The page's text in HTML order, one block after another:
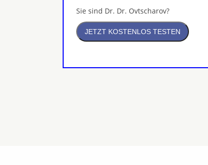
Sie sind Dr. Dr. Ovtscharov?